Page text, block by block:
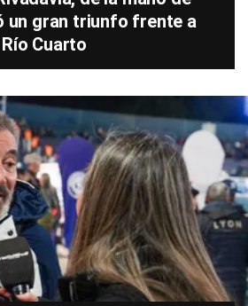
un gran triunfo frente a
Cuarto